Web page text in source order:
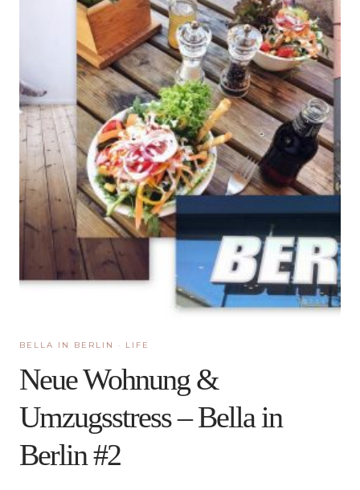
BELLA IN BERLIN · LIFE
Neue Wohnung &
Umzugsstress – Bella in
Berlin #2